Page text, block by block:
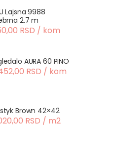
Lajsna 9988
2.7 m
RSD / kom
AURA 60 PINO
RSD / kom
Brown 42×42
RSD / m2